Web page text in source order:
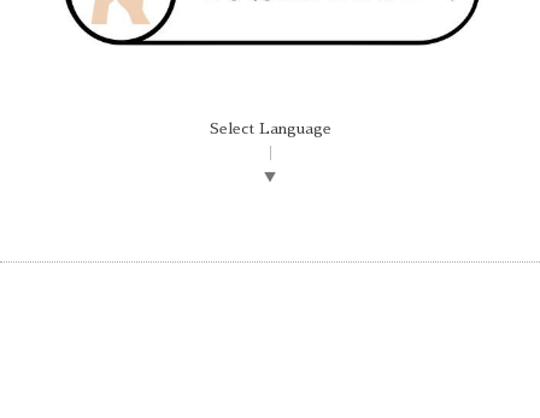
Select Language
▼